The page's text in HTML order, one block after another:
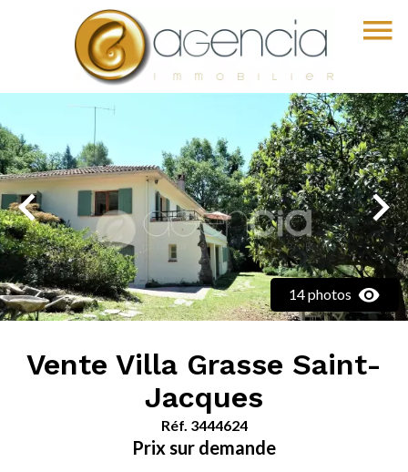
14 photos
Vente Villa Grasse Saint-
Jacques
Réf. 3444624
Prix sur demande